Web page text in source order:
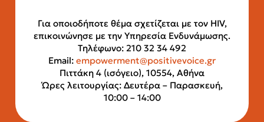
Για οποιοδήποτε θέμα σχετίζεται με τον HIV,
επικοινώνησε με την Υπηρεσία Ενδυνάμωσης.
Τηλέφωνο: 210 32 34 492
Email: empowerment@positivevoice.gr
Πιττάκη 4 (ισόγειο), 10554, Αθήνα
Ώρες λειτουργίας: Δευτέρα – Παρασκευή,
10:00 – 14:00